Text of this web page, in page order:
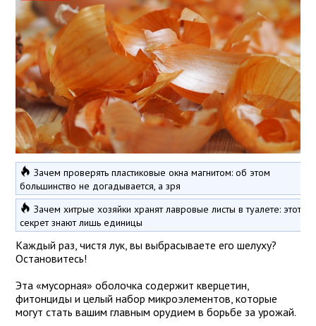
Зачем проверять пластиковые окна магнитом: об этом
большинство не догадывается, а зря
Зачем хитрые хозяйки хранят лавровые листы в туалете: этот
секрет знают лишь единицы
Каждый раз, чистя лук, вы выбрасываете его шелуху?
Остановитесь!
Эта «мусорная» оболочка содержит кверцетин,
фитонциды и целый набор микроэлементов, которые
могут стать вашим главным орудием в борьбе за урожай.